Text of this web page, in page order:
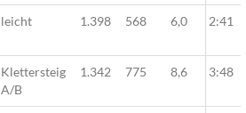
leicht 1.398 568 6,0 2:41
Klettersteig
A/B
1.342 775 8,6 3:48